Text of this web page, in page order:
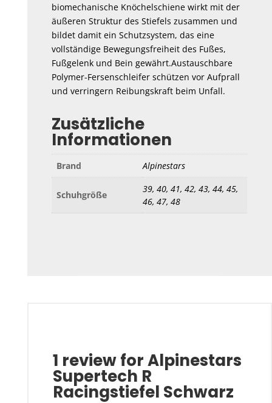
biomechanische Knöchelschiene wirkt mit der
äußeren Struktur des Stiefels zusammen und
bildet damit ein Schutzsystem, das eine
vollständige Bewegungsfreiheit des Fußes,
Fußgelenk und Bein gewährt.Austauschbare
Polymer-Fersenschleifer schützen vor Aufprall
und verringern Reibungskraft beim Unfall.
Zusätzliche
Informationen
Brand Alpinestars
Schuhgröße
39, 40, 41, 42, 43, 44, 45,
46, 47, 48
1 review forAlpinestars
Supertech R
Racingstiefel Schwarz